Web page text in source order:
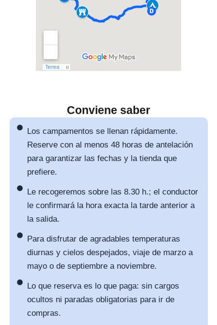
Conviene saber
Los campamentos se llenan rápidamente.
Reserve con al menos 48 horas de antelación
para garantizar las fechas y la tienda que
prefiere.
Le recogeremos sobre las 8.30 h.; el conductor
le confirmará la hora exacta la tarde anterior a
la salida.
Para disfrutar de agradables temperaturas
diurnas y cielos despejados, viaje de marzo a
mayo o de septiembre a noviembre.
Lo que reserva es lo que paga: sin cargos
ocultos ni paradas obligatorias para ir de
compras.